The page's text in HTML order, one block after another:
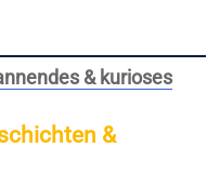
& kurioses
&